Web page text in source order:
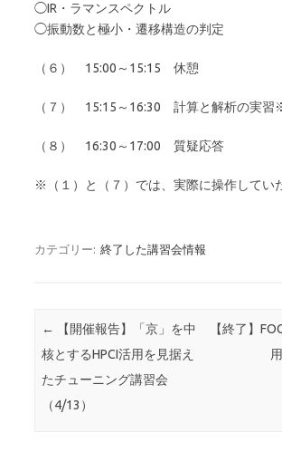
◯IR・ラマンスペクトル
◯振動数と極小・遷移構造の判定
（６） 15:00～15:15 休憩
（７） 15:15～16:30 計算と解析の実習
（８） 16:30～17:00 質疑応答
※（１）と（７）では、実際に操作してい
カテゴリー: 終了した講習会情報
投稿ナビゲーション
←
【開催報告】「京」を中
核とするHPCI活用を見据え
たチューニング講習会
（4/13）
【終了】